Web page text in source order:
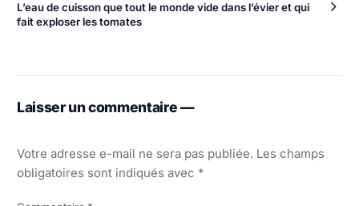
L’eau de cuisson que tout le monde vide dans l’évier et qui
fait exploser les tomates
Laisser un commentaire —
Votre adresse e-mail ne sera pas publiée. Les champs
obligatoires sont indiqués avec *